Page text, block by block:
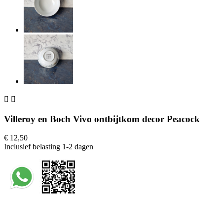
 
Villeroy en Boch Vivo ontbijtkom decor Peacock
€ 12,50
Inclusief belasting 1-2 dagen